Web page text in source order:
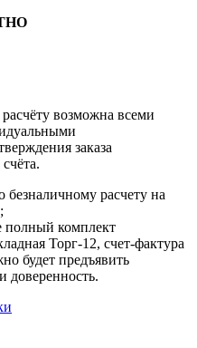
возможна всеми
заказа
безналичному расчету на
полный комплект
Торг-12, счет-фактура
будет предъявить
доверенность.